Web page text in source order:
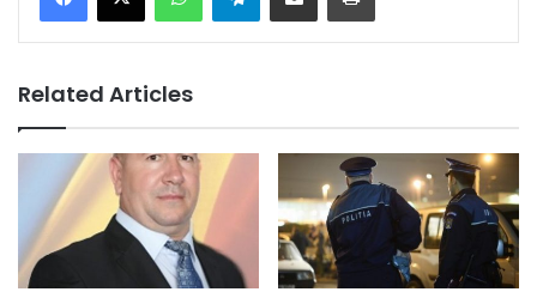
Related Articles